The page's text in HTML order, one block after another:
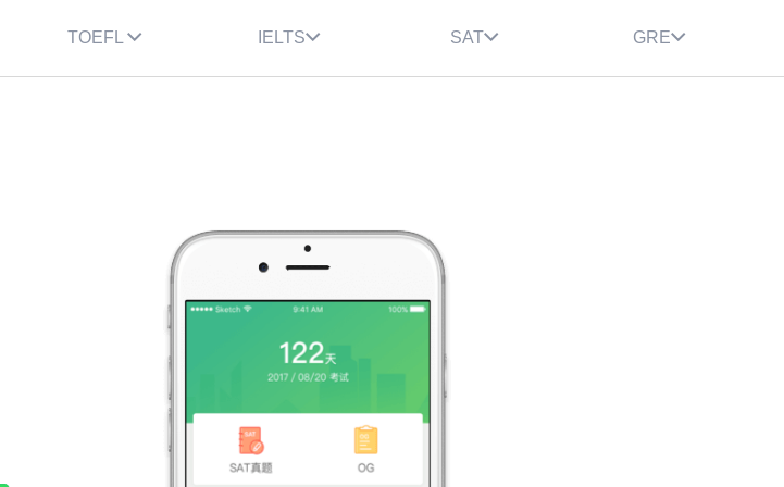
TOEFL IELTS SAT GRE